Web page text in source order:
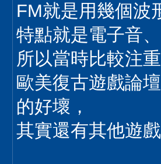
FM就是用幾個波
特點就是電子音
所以當時比較注
歐美復古遊戲論
的好壞，
其實還有其他遊